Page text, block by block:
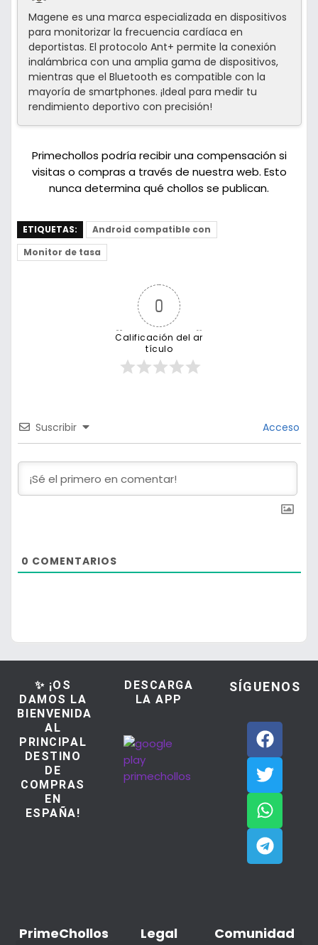
Magene es una marca especializada en dispositivos
para monitorizar la frecuencia cardíaca en
deportistas. El protocolo Ant+ permite la conexión
inalámbrica con una amplia gama de dispositivos,
mientras que el Bluetooth es compatible con la
mayoría de smartphones. ¡Ideal para medir tu
rendimiento deportivo con precisión!
Primechollos podría recibir una compensación si
visitas o compras a través de nuestra web. Esto
nunca determina qué chollos se publican.
ETIQUETAS:
Android compatible con
Monitor de tasa
0
Calificación del ar
tículo
Suscribir Acceso
0 COMENTARIOS
✨ ¡OS
DAMOS LA
BIENVENIDA
AL
PRINCIPAL
DESTINO
DE
COMPRAS
EN
ESPAÑA!
DESCARGA
LA APP
SÍGUENOS
PrimeChollos Legal Comunidad